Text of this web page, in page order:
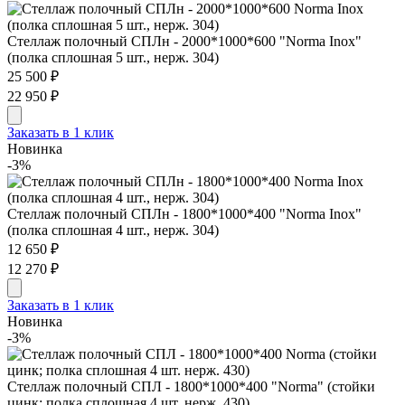
Стеллаж полочный СПЛн - 2000*1000*600 "Norma Inox"
(полка сплошная 5 шт., нерж. 304)
25 500 ₽
22 950 ₽
Заказать в 1 клик
Новинка
-3%
Стеллаж полочный СПЛн - 1800*1000*400 "Norma Inox"
(полка сплошная 4 шт., нерж. 304)
12 650 ₽
12 270 ₽
Заказать в 1 клик
Новинка
-3%
Стеллаж полочный СПЛ - 1800*1000*400 "Norma" (стойки